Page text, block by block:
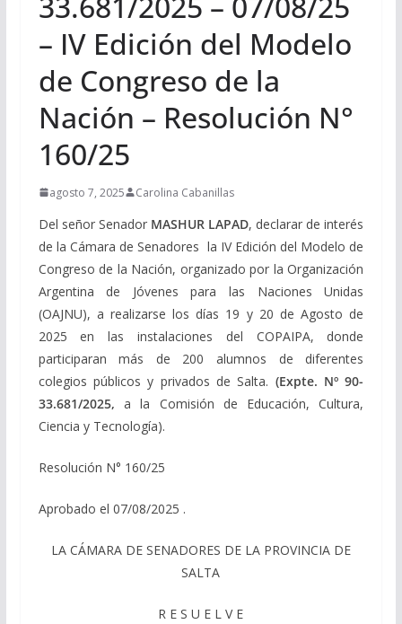
– IV Edición del Modelo
de Congreso de la
Nación – Resolución N°
160/25
agosto 7, 2025 Carolina Cabanillas
Del señor Senador MASHUR LAPAD, declarar de interés
de la Cámara de Senadores la IV Edición del Modelo de
Congreso de la Nación, organizado por la Organización
Argentina de Jóvenes para las Naciones Unidas
(OAJNU), a realizarse los días 19 y 20 de Agosto de
2025 en las instalaciones del COPAIPA, donde
participaran más de 200 alumnos de diferentes
colegios públicos y privados de Salta. (Expte. Nº 90-
33.681/2025, a la Comisión de Educación, Cultura,
Ciencia y Tecnología).
Resolución N° 160/25
Aprobado el 07/08/2025 .
LA CÁMARA DE SENADORES DE LA PROVINCIA DE
SALTA
R E S U E L V E